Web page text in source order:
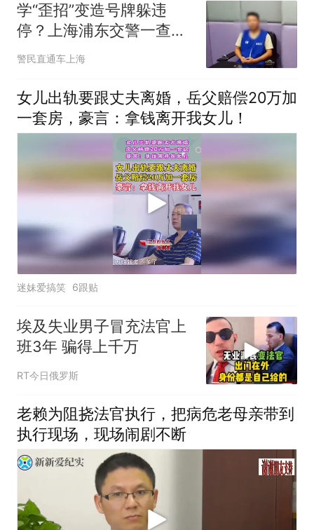
学“歪招”变造号牌躲违
停？上海浦东交警一查到
底严惩不贷
警民直通车上海
女儿出轨要跟丈夫离婚，岳父赔偿20万加
一套房，豪言：拿钱离开我女儿！
迷妹爱搞笑 6跟贴
埃及失业男子冒充法官上
班3年 骗得上千万
RT今日俄罗斯
老赖为阻挠法官执行，把病危老母亲带到
执行现场，现场闹剧不断